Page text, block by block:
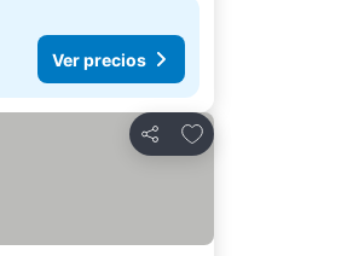
Ver precios
Compartir
Agregar a favoritos